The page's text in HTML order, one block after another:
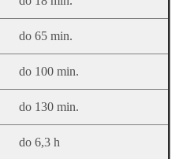
do 65 min.
do 100 min.
do 130 min.
do 6,3 h